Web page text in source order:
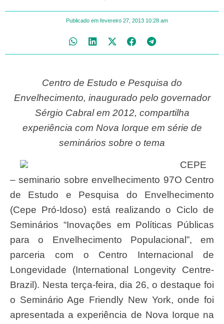
Publicado em fevereiro 27, 2013 10:28 am
Centro de Estudo e Pesquisa do
Envelhecimento, inaugurado pelo governador
Sérgio Cabral em 2012, compartilha
experiência com Nova Iorque em série de
seminários sobre o tema
CEPE
– seminario sobre envelhecimento 97O Centro
de Estudo e Pesquisa do Envelhecimento
(Cepe Pró-Idoso) está realizando o Ciclo de
Seminários “Inovações em Políticas Públicas
para o Envelhecimento Populacional”, em
parceria com o Centro Internacional de
Longevidade (International Longevity Centre-
Brazil). Nesta terça-feira, dia 26, o destaque foi
o Seminário Age Friendly New York, onde foi
apresentada a experiência de Nova Iorque na